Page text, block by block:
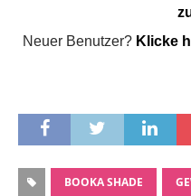
Neuer Benutzer? Klicke
BOOKA SHADE